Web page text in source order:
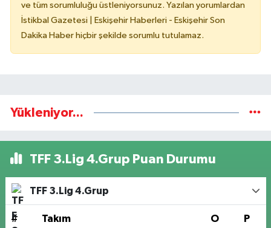
ve tüm sorumluluğu üstleniyorsunuz. Yazılan yorumlardan
İstikbal Gazetesi | Eskişehir Haberleri - Eskişehir Son
Dakika Haber hiçbir şekilde sorumlu tutulamaz.
Yükleniyor...
TFF 3.Lig 4.Grup Puan Durumu
TFF 3.Lig 4.Grup
# Takım O P